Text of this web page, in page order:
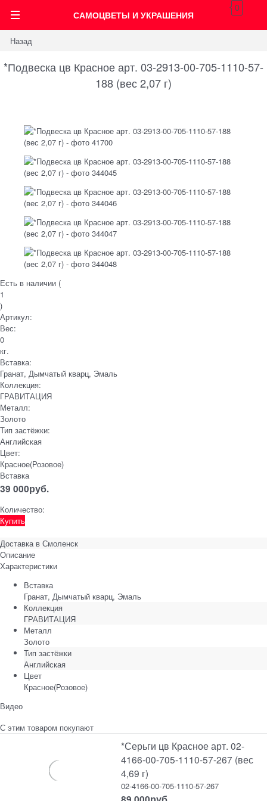
САМОЦВЕТЫ И УКРАШЕНИЯ
0
Назад
*Подвеска цв Красное арт. 03-2913-00-705-1110-57-
188 (вес 2,07 г)
Есть в наличии (
1
)
Артикул:
Вес:
0
кг.
Вставка:
Гранат, Дымчатый кварц, Эмаль
Коллекция:
ГРАВИТАЦИЯ
Металл:
Золото
Тип застёжки:
Английская
Цвет:
Красное(Розовое)
Вставка
39 000руб.
Количество:
Купить
Доставка в Смоленск
Описание
Характеристики
Вставка
Гранат, Дымчатый кварц, Эмаль
Коллекция
ГРАВИТАЦИЯ
Металл
Золото
Тип застёжки
Английская
Цвет
Красное(Розовое)
Видео
С этим товаром покупают
*Серьги цв Красное арт. 02-
4166-00-705-1110-57-267 (вес
4,69 г)
02-4166-00-705-1110-57-267